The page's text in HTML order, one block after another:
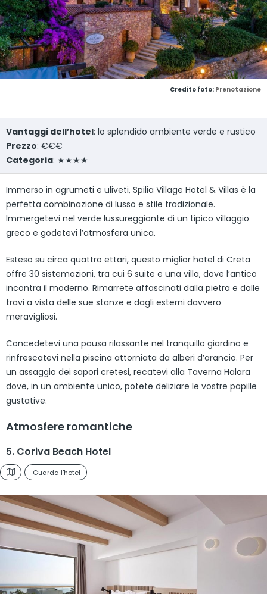
Credito foto: Prenotazione
Vantaggi dell’hotel: lo splendido ambiente verde e rustico
Prezzo: €€€
Categoria: ★★★★
Immerso in agrumeti e uliveti, Spilia Village Hotel & Villas è la
perfetta combinazione di lusso e stile tradizionale.
Immergetevi nel verde lussureggiante di un tipico villaggio
greco e godetevi l’atmosfera unica.
Esteso su circa quattro ettari, questo miglior hotel di Creta
offre 30 sistemazioni, tra cui 6 suite e una villa, dove l’antico
incontra il moderno. Rimarrete affascinati dalla pietra e dalle
travi a vista delle sue stanze e dagli esterni davvero
meravigliosi.
Concedetevi una pausa rilassante nel tranquillo giardino e
rinfrescatevi nella piscina attorniata da alberi d’arancio. Per
un assaggio dei sapori cretesi, recatevi alla Taverna Halara
dove, in un ambiente unico, potete deliziare le vostre papille
gustative.
Atmosfere romantiche
5. Coriva Beach Hotel
Guarda l'hotel